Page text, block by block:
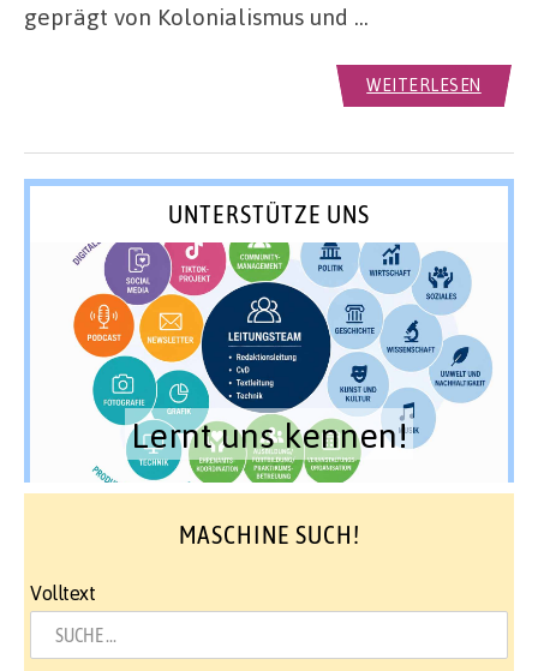
geprägt von Kolonialismus und …
WEITERLESEN
UNTERSTÜTZE UNS
Lernt uns kennen!
MASCHINE SUCH!
Volltext